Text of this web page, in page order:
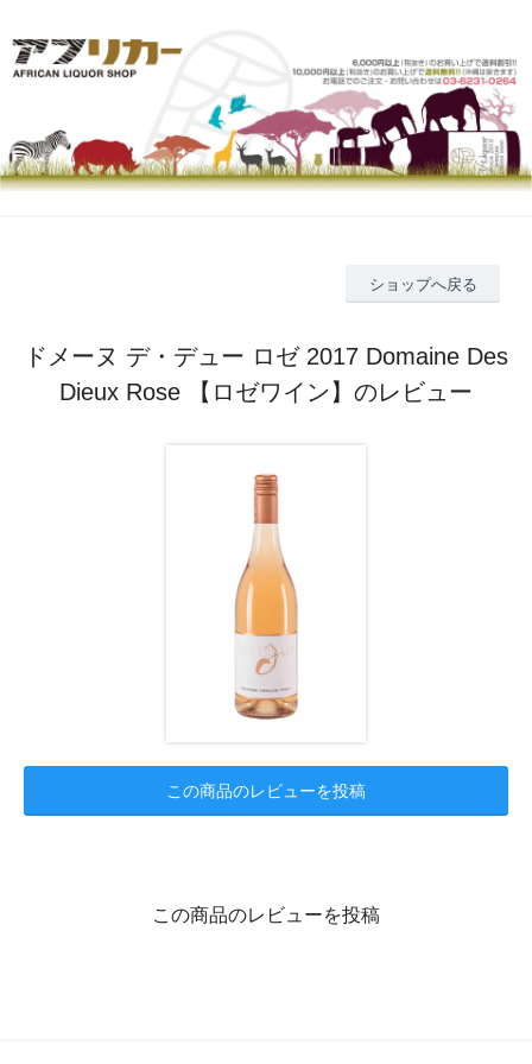
ショップへ戻る
ドメーヌ デ・デュー ロゼ 2017 Domaine Des
Dieux Rose 【ロゼワイン】のレビュー
この商品のレビューを投稿
この商品のレビューを投稿